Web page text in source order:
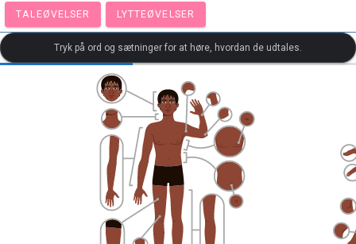
TALEØVELSER LYTTEØVELSER
Tryk på ord og sætninger for at høre, hvordan de udtales.